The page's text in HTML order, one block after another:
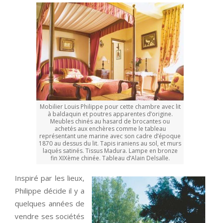
Mobilier Louis Philippe pour cette chambre avec lit
à baldaquin et poutres apparentes d’origine.
Meubles chinés au hasard de brocantes ou
achetés aux enchères comme le tableau
représentant une marine avec son cadre d’époque
1870 au dessus du lit. Tapis iraniens au sol, et murs
laqués satinés. Tissus Madura. Lampe en bronze
fin XIXème chinée. Tableau d’Alain Delsalle.
Inspiré par les lieux,
Philippe décide il y a
quelques années de
vendre ses sociétés